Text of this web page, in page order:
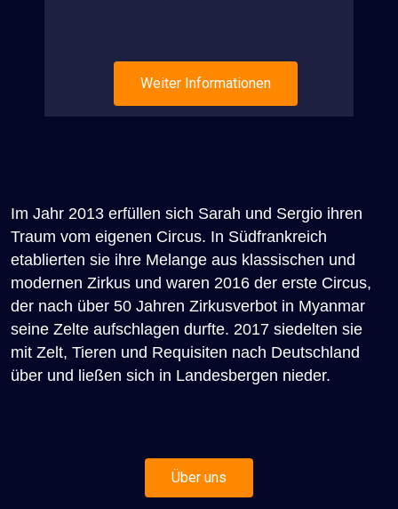
Weiter Informationen
Im Jahr 2013 erfüllen sich Sarah und Sergio ihren
Traum vom eigenen Circus. In Südfrankreich
etablierten sie ihre Melange aus klassischen und
modernen Zirkus und waren 2016 der erste Circus,
der nach über 50 Jahren Zirkusverbot in Myanmar
seine Zelte aufschlagen durfte. 2017 siedelten sie
mit Zelt, Tieren und Requisiten nach Deutschland
über und ließen sich in Landesbergen nieder.
Über uns